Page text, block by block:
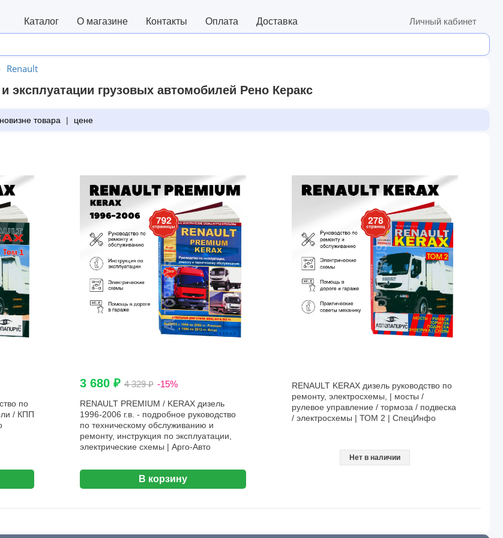
Каталог О магазине Контакты Оплата Доставка Личный кабинет
Renault
эксплуатации грузовых автомобилей Рено Керакс
новизне товара | цене
по
/ КПП
3 680 ₽4 329 ₽ -15%
RENAULT PREMIUM / KERAX дизель
1996-2006 г.в. - подробное руководство
по техническому обслуживанию и
ремонту, инструкция по эксплуатации,
электрические схемы | Арго-Авто
В корзину
RENAULT KERAX дизель руководство по
ремонту, электросхемы, | мосты /
рулевое управление / тoрмоза / подвеска
/ электросхемы | ТОМ 2 | СпецИнфо
Нет в наличии